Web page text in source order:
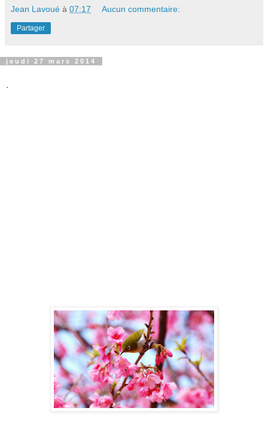
Jean Lavoué à 07:17 Aucun commentaire:
Partager
jeudi 27 mars 2014
.